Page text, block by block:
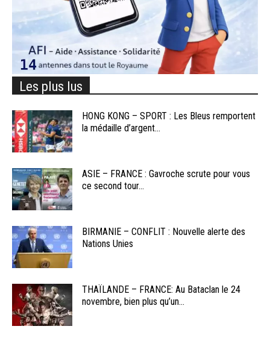
Les plus lus
HONG KONG – SPORT : Les Bleus remportent
la médaille d’argent...
ASIE – FRANCE : Gavroche scrute pour vous
ce second tour...
BIRMANIE – CONFLIT : Nouvelle alerte des
Nations Unies
THAÏLANDE – FRANCE: Au Bataclan le 24
novembre, bien plus qu’un...